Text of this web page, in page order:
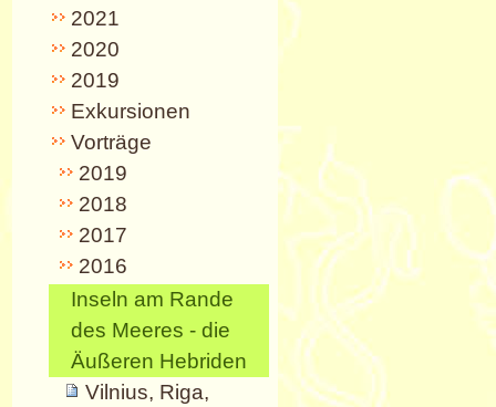
2021
2020
2019
Exkursionen
Vorträge
2019
2018
2017
2016
Inseln am Rande
des Meeres - die
Äußeren Hebriden
Vilnius, Riga,